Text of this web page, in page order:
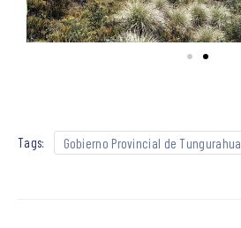
Tags: Gobierno Provincial de Tungurahua